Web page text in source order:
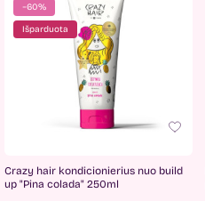
−60%
Išparduota
Crazy hair kondicionierius nuo build
up "Pina colada" 250ml